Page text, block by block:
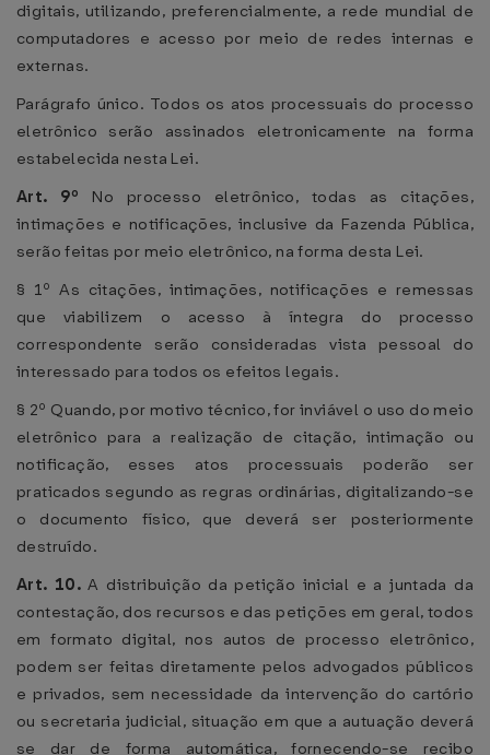
digitais, utilizando, preferencialmente, a rede mundial de
computadores e acesso por meio de redes internas e
externas.
Parágrafo único. Todos os atos processuais do processo
eletrônico serão assinados eletronicamente na forma
estabelecida nesta Lei.
Art. 9º No processo eletrônico, todas as citações,
intimações e notificações, inclusive da Fazenda Pública,
serão feitas por meio eletrônico, na forma desta Lei.
§ 1º As citações, intimações, notificações e remessas
que viabilizem o acesso à íntegra do processo
correspondente serão consideradas vista pessoal do
interessado para todos os efeitos legais.
§ 2º Quando, por motivo técnico, for inviável o uso do meio
eletrônico para a realização de citação, intimação ou
notificação, esses atos processuais poderão ser
praticados segundo as regras ordinárias, digitalizando-se
o documento físico, que deverá ser posteriormente
destruído.
Art. 10. A distribuição da petição inicial e a juntada da
contestação, dos recursos e das petições em geral, todos
em formato digital, nos autos de processo eletrônico,
podem ser feitas diretamente pelos advogados públicos
e privados, sem necessidade da intervenção do cartório
ou secretaria judicial, situação em que a autuação deverá
se dar de forma automática, fornecendo-se recibo